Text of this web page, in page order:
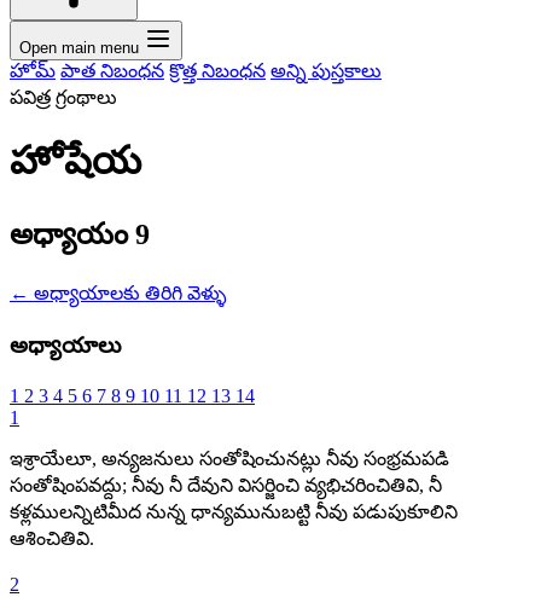
Open main menu
హోమ్ పాత నిబంధన క్రొత్త నిబంధన అన్ని పుస్తకాలు
పవిత్ర గ్రంథాలు
హోషేయ
అధ్యాయం 9
← అధ్యాయాలకు తిరిగి వెళ్ళు
అధ్యాయాలు
1 2 3 4 5 6 7 8 9 10 11 12 13 14
1
ఇశ్రాయేలూ, అన్యజనులు సంతోషించునట్లు నీవు సంభ్రమపడి
సంతోషింపవద్దు; నీవు నీ దేవుని విసర్జించి వ్యభిచరించితివి, నీ
కళ్లములన్నిటిమీద నున్న ధాన్యమునుబట్టి నీవు పడుపుకూలిని
ఆశించితివి.
2